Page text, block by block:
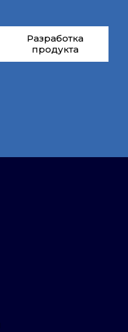
Разработка
продукта